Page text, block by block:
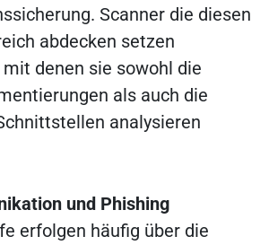
Scanner die diesen
abdecken setzen
denen sie sowohl die
als auch die
analysieren
und Phishing
erfolgen häufig über die